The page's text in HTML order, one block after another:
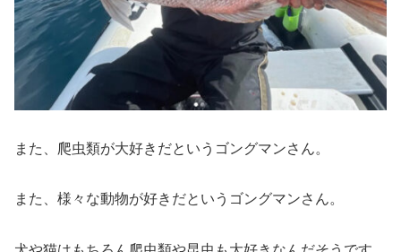
また、爬虫類が大好きだというゴングマンさん。
また、様々な動物が好きだというゴングマンさん。